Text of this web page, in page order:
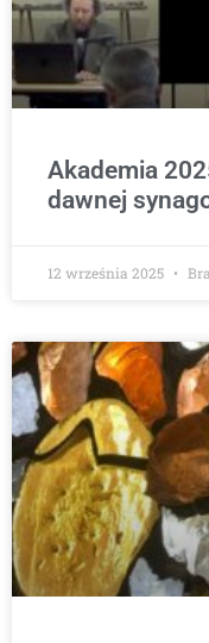
Akademia
dawnej
12 września 2025